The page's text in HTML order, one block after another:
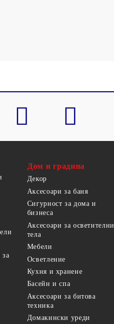
за
Дом и градина
Декор
Аксесоари за баня
Сигурност за дома и
бизнеса
Аксесоари за осветителни
тела
Мебели
Осветление
Кухня и хранене
Басейн и спа
Аксесоари за битова
техника
Домакински уреди